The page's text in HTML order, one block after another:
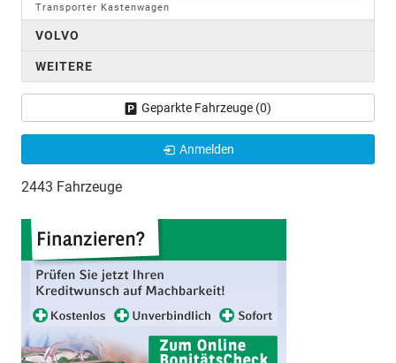
Transporter Kastenwagen
VOLVO
WEITERE
Geparkte Fahrzeuge (0)
Anmelden
2443 Fahrzeuge